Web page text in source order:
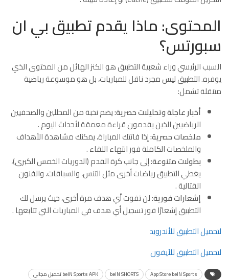
المحتوى: ماذا يقدم تطبيق بي ان
سبورتس؟
السبب الرئيسي وراء شعبية التطبيق هو الكنز الهائل من المحتوى الذي
يوفره. التطبيق ليس مجرد ناقل للمباريات، بل هو موسوعة رياضية
متنقلة تشمل:
أخبار عاجلة وتحليلات حصرية:يضم نخبة من المحللين والصحفيين
الرياضيين الذين يقدمون قراءة معمقة لأحداث اليوم.
ملخصات حصرية:إذا فاتتك المباراة، يمكنك مشاهدة الأهداف
والملخصات الكاملة فور انتهاء اللقاء.
بطولات متنوعة:إلى جانب كرة القدم (الدوريات الخمس الكبرى)،
يغطي التطبيق رياضات أخرى مثل التنس، والسباقات، والفنون
القتالية.
إشعارات فورية:لن تفوت أي هدف مرة أخرى، حيث يرسل لك
التطبيق إشعارًا فور تسجيل أي هدف في المباريات التي تتابعها.
لتحميل التطبيق للأندرويد
لتحميل التطبيق للآيفون
App Store beIN Sports
beIN SHORTS
beIN Sports APK تحميل مجاني